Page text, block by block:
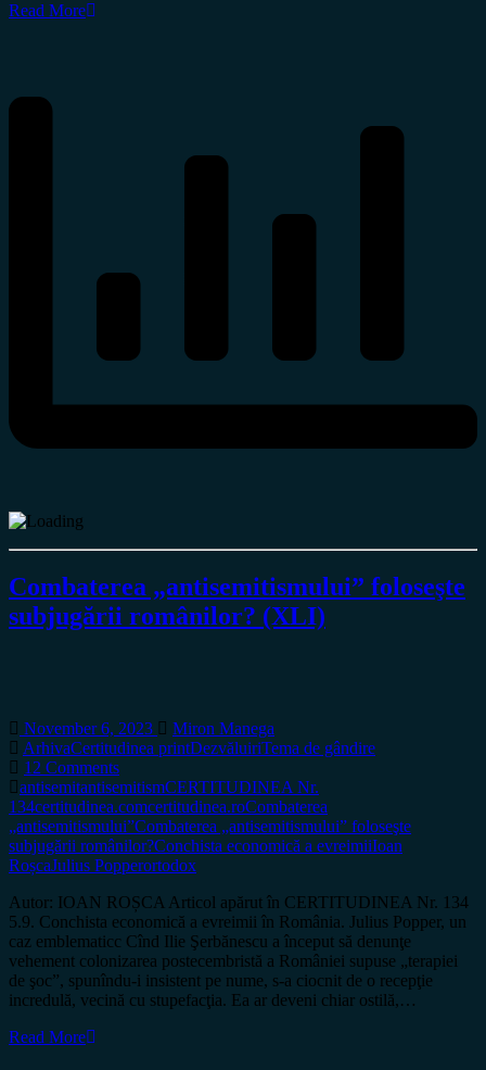
Read More
Combaterea „antisemitismului” foloseşte
subjugării românilor? (XLI)
November 6, 2023
Miron Manega
ArhivaCertitudinea printDezvăluiriTema de gândire
12 Comments
antisemitantisemitismCERTITUDINEA Nr.
134certitudinea.comcertitudinea.roCombaterea
„antisemitismului”Combaterea „antisemitismului” foloseşte
subjugării românilor?Conchista economică a evreimiiIoan
RoșcaJulius Popperortodox
Autor: IOAN ROȘCA Articol apărut în CERTITUDINEA Nr. 134
5.9. Conchista economică a evreimii în România. Julius Popper, un
caz emblematicc Cînd Ilie Şerbănescu a început să denunţe
vehement colonizarea postecembristă a României supuse „terapiei
de şoc”, spunîndu-i insistent pe nume, s-a ciocnit de o recepţie
incredulă, vecină cu stupefacţia. Ea ar deveni chiar ostilă,…
Read More